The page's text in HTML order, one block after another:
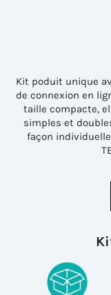
Kit poduit unique
de connexion en
taille compacte,
simples et
façon